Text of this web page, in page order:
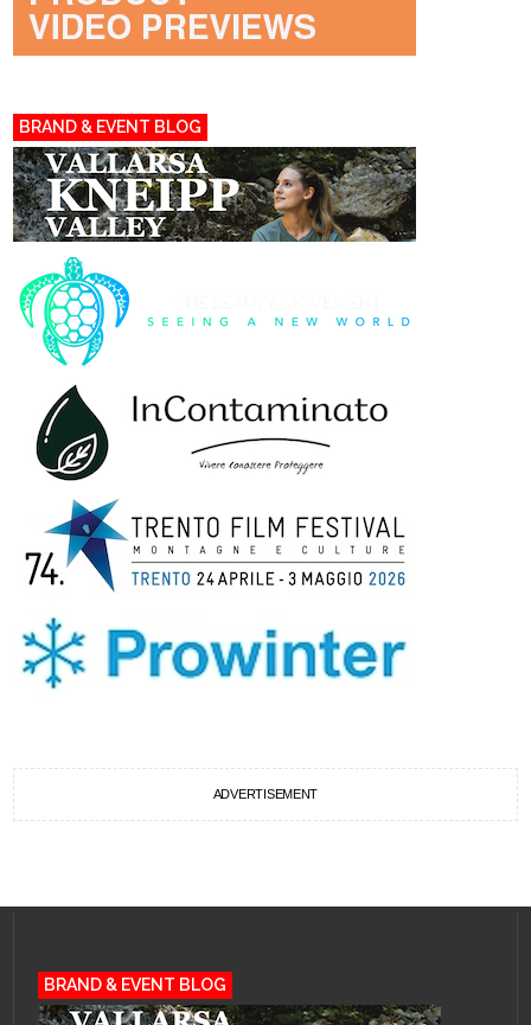
BRAND & EVENT BLOG
ADVERTISEMENT
BRAND & EVENT BLOG